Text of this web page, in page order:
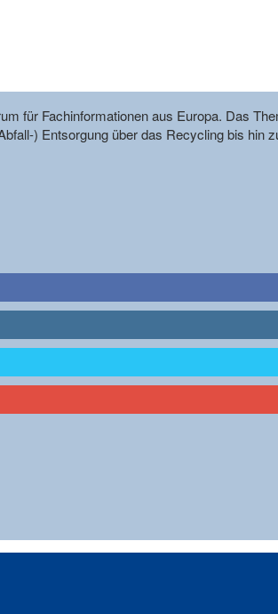
für Fachinformationen aus Europa. Das
) Entsorgung über das Recycling bis hin